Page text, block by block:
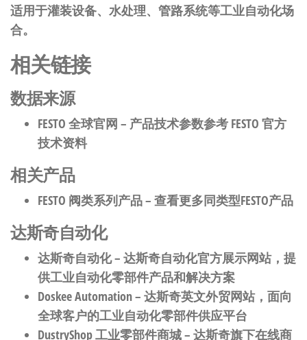
适用于灌装设备、水处理、管路系统等工业自动化场
合。
相关链接
数据来源
FESTO 全球官网 – 产品技术参数参考 FESTO 官方
技术资料
相关产品
FESTO 阀类系列产品– 查看更多同类型FESTO产品
达斯奇自动化
达斯奇自动化– 达斯奇自动化官方展示网站，提
供工业自动化零部件产品和解决方案
Doskee Automation– 达斯奇英文外贸网站，面向
全球客户的工业自动化零部件供应平台
DustryShop 工业零部件商城– 达斯奇旗下在线商